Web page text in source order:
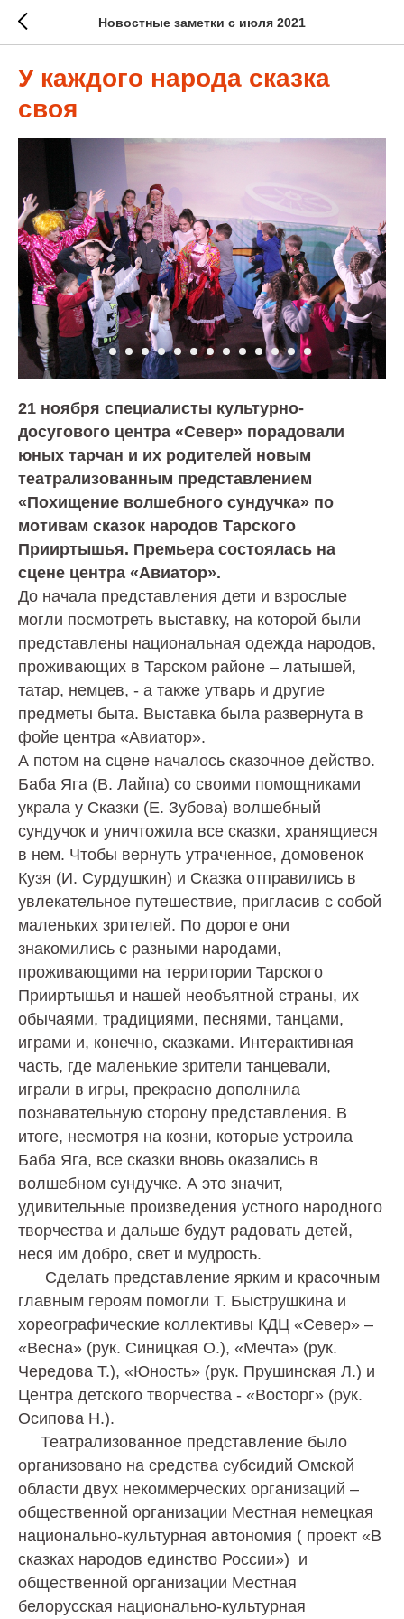
Новостные заметки с июля 2021
У каждого народа сказка
своя
21 ноября специалисты культурно-
досугового центра «Север» порадовали
юных тарчан и их родителей новым
театрализованным представлением
«Похищение волшебного сундучка» по
мотивам сказок народов Тарского
Прииртышья. Премьера состоялась на
сцене центра «Авиатор».
До начала представления дети и взрослые
могли посмотреть выставку, на которой были
представлены национальная одежда народов,
проживающих в Тарском районе – латышей,
татар, немцев, - а также утварь и другие
предметы быта. Выставка была развернута в
фойе центра «Авиатор».
А потом на сцене началось сказочное действо.
Баба Яга (В. Лайпа) со своими помощниками
украла у Сказки (Е. Зубова) волшебный
сундучок и уничтожила все сказки, хранящиеся
в нем. Чтобы вернуть утраченное, домовенок
Кузя (И. Сурдушкин) и Сказка отправились в
увлекательное путешествие, пригласив с собой
маленьких зрителей. По дороге они
знакомились с разными народами,
проживающими на территории Тарского
Прииртышья и нашей необъятной страны, их
обычаями, традициями, песнями, танцами,
играми и, конечно, сказками. Интерактивная
часть, где маленькие зрители танцевали,
играли в игры, прекрасно дополнила
познавательную сторону представления. В
итоге, несмотря на козни, которые устроила
Баба Яга, все сказки вновь оказались в
волшебном сундучке. А это значит,
удивительные произведения устного народного
творчества и дальше будут радовать детей,
неся им добро, свет и мудрость.
Сделать представление ярким и красочным
главным героям помогли Т. Быструшкина и
хореографические коллективы КДЦ «Север» –
«Весна» (рук. Синицкая О.), «Мечта» (рук.
Чередова Т.), «Юность» (рук. Прушинская Л.) и
Центра детского творчества - «Восторг» (рук.
Осипова Н.).
Театрализованное представление было
организовано на средства субсидий Омской
области двух некоммерческих организаций –
общественной организации Местная немецкая
национально-культурная автономия ( проект «В
сказках народов единство России») и
общественной организации Местная
белорусская национально-культурная